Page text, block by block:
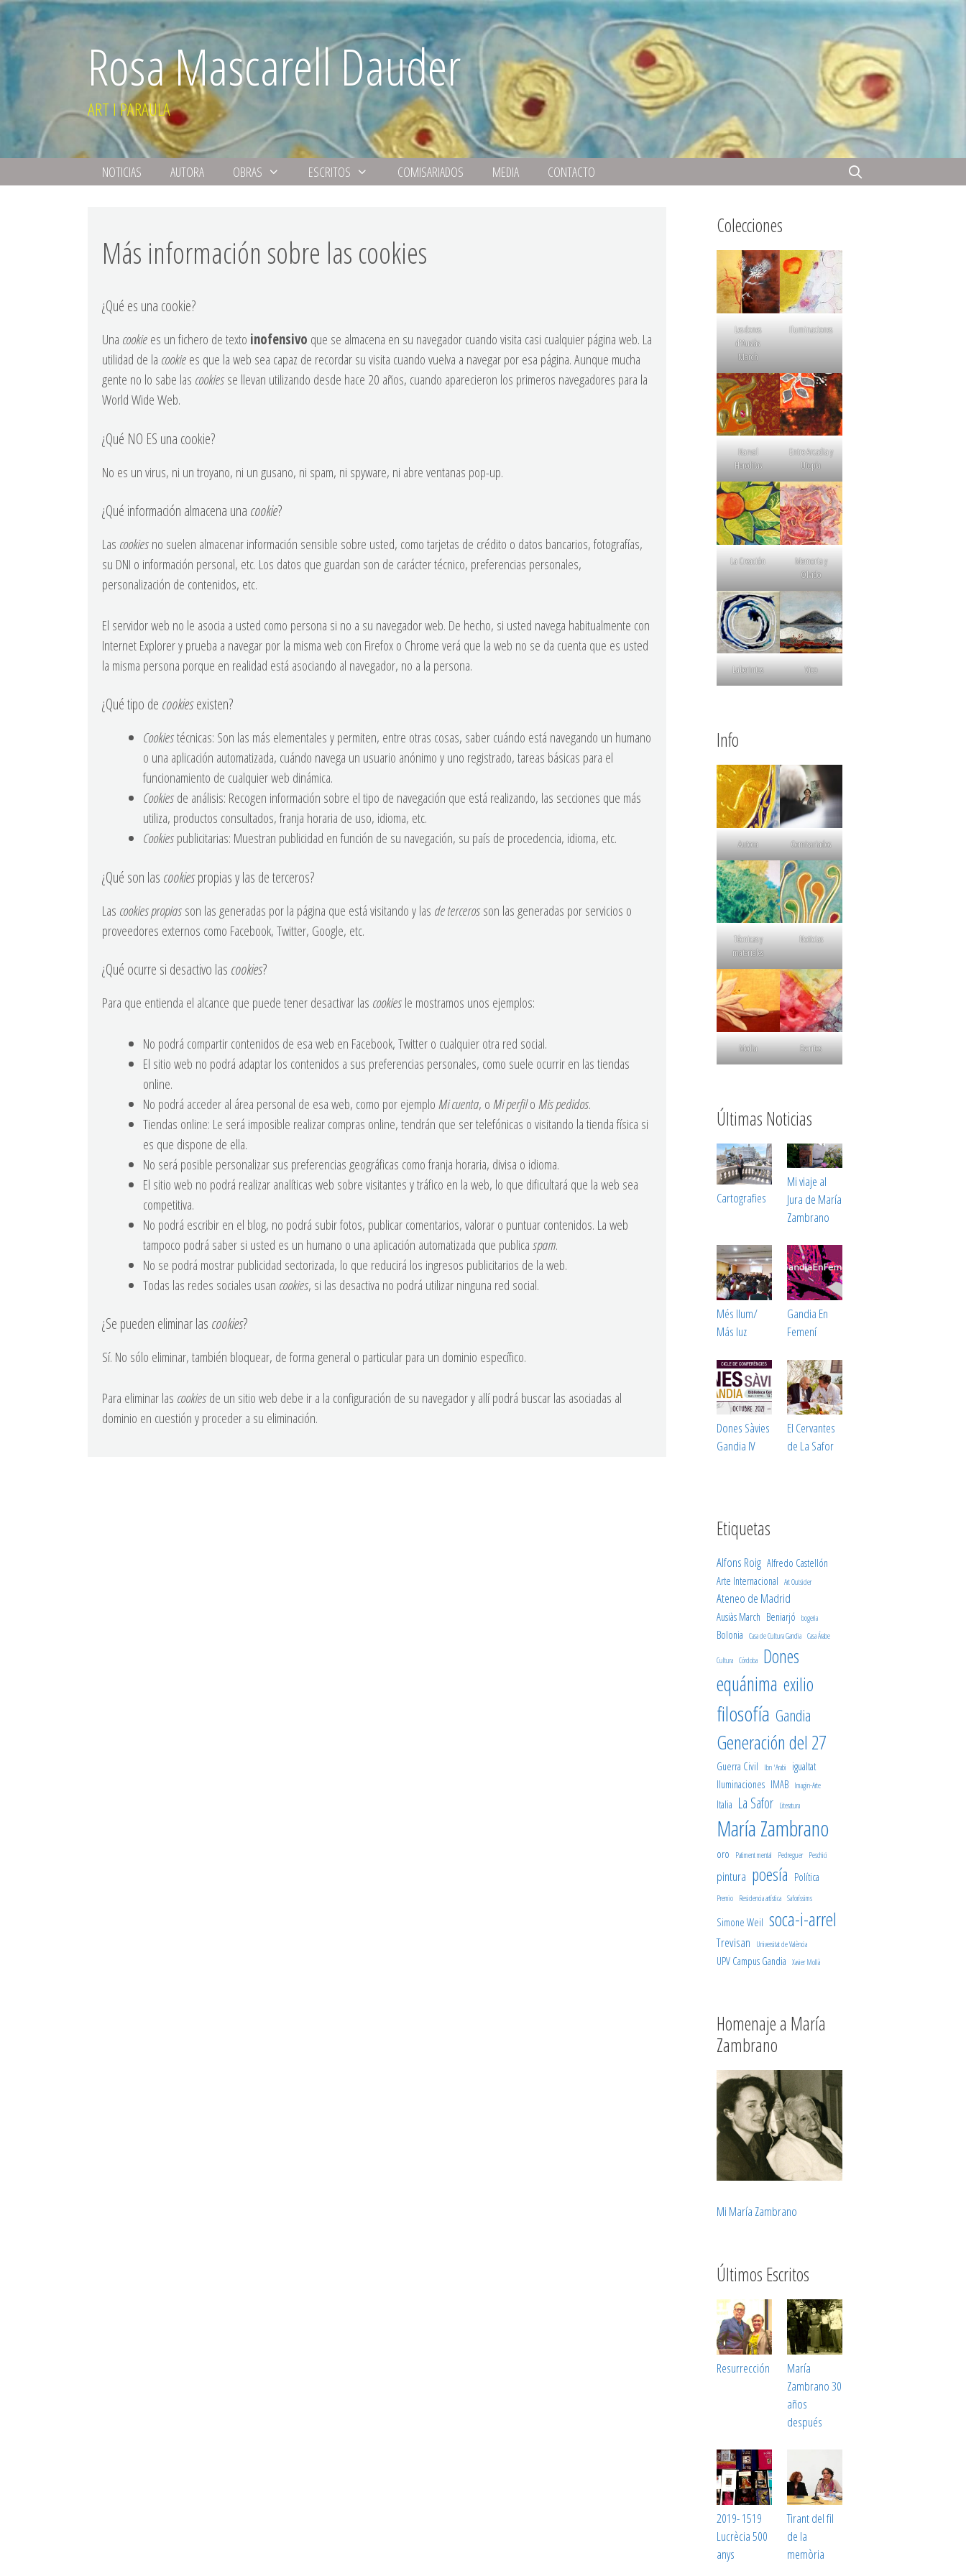
Rosa Mascarell Dauder
ART I PARAULA
NOTICIAS AUTORA OBRAS ESCRITOS COMISARIADOS MEDIA CONTACTO
Más información sobre las cookies
¿Qué es una cookie?
Una cookiees un fichero de texto inofensivo que se almacena en su navegador cuando visita casi cualquier página web. La
utilidad de la cookiees que la web sea capaz de recordar su visita cuando vuelva a navegar por esa página. Aunque mucha
gente no lo sabe las cookiesse llevan utilizando desde hace 20 años, cuando aparecieron los primeros navegadores para la
World Wide Web.
¿Qué NO ES una cookie?
No es un virus, ni un troyano, ni un gusano, ni spam, ni spyware, ni abre ventanas pop-up.
¿Qué información almacena una cookie?
Las cookiesno suelen almacenar información sensible sobre usted, como tarjetas de crédito o datos bancarios, fotografías,
su DNI o información personal, etc. Los datos que guardan son de carácter técnico, preferencias personales,
personalización de contenidos, etc.
El servidor web no le asocia a usted como persona si no a su navegador web. De hecho, si usted navega habitualmente con
Internet Explorer y prueba a navegar por la misma web con Firefox o Chrome verá que la web no se da cuenta que es usted
la misma persona porque en realidad está asociando al navegador, no a la persona.
¿Qué tipo de cookiesexisten?
Cookiestécnicas: Son las más elementales y permiten, entre otras cosas, saber cuándo está navegando un humano
o una aplicación automatizada, cuándo navega un usuario anónimo y uno registrado, tareas básicas para el
funcionamiento de cualquier web dinámica.
Cookiesde análisis: Recogen información sobre el tipo de navegación que está realizando, las secciones que más
utiliza, productos consultados, franja horaria de uso, idioma, etc.
Cookiespublicitarias: Muestran publicidad en función de su navegación, su país de procedencia, idioma, etc.
¿Qué son las cookiespropias y las de terceros?
Las cookies propiasson las generadas por la página que está visitando y las de tercerosson las generadas por servicios o
proveedores externos como Facebook, Twitter, Google, etc.
¿Qué ocurre si desactivo las cookies?
Para que entienda el alcance que puede tener desactivar las cookiesle mostramos unos ejemplos:
No podrá compartir contenidos de esa web en Facebook, Twitter o cualquier otra red social.
El sitio web no podrá adaptar los contenidos a sus preferencias personales, como suele ocurrir en las tiendas
online.
No podrá acceder al área personal de esa web, como por ejemploMi cuenta, oMi perfiloMis pedidos.
Tiendas online: Le será imposible realizar compras online, tendrán que ser telefónicas o visitando la tienda física si
es que dispone de ella.
No será posible personalizar sus preferencias geográficas como franja horaria, divisa o idioma.
El sitio web no podrá realizar analíticas web sobre visitantes y tráfico en la web, lo que dificultará que la web sea
competitiva.
No podrá escribir en el blog, no podrá subir fotos, publicar comentarios, valorar o puntuar contenidos. La web
tampoco podrá saber si usted es un humano o una aplicación automatizada que publicaspam.
No se podrá mostrar publicidad sectorizada, lo que reducirá los ingresos publicitarios de la web.
Todas las redes sociales usan cookies, si las desactiva no podrá utilizar ninguna red social.
¿Se pueden eliminar las cookies?
Sí. No sólo eliminar, también bloquear, de forma general o particular para un dominio específico.
Para eliminar las cookiesde un sitio web debe ir a la configuración de su navegador y allí podrá buscar las asociadas al
dominio en cuestión y proceder a su eliminación.
Colecciones
Les dones
d'Ausiàs
March
Iluminaciones
Narval
Hereditas
Entre Arcadia y
Utopía
La Creación
Memoria y
Olvido
Laberintos Vico
Info
Autora Comisariados
Técnicas y
materiales
Noticias
Media Escritos
Últimas Noticias
Cartografies
Mi viaje al
Jura de María
Zambrano
Més llum/
Más luz
Gandia En
Femení
Dones Sàvies
Gandia IV
El Cervantes
de La Safor
Etiquetas
Alfons Roig Alfredo Castellón
Arte Internacional
Art Outsider
Ateneo de Madrid
Ausiàs March Beniarjó bogeria
Bolonia Casa de Cultura Gandia Casa Árabe
Cultura Córdoba Dones
equánima exilio
filosofía Gandia
Generación del 27
Guerra Civil Ibn 'Arabi
igualtat
Iluminaciones IMAB Imagin-Arte
Italia La Safor Literatura
María Zambrano
oro Patiment mental Pedreguer Peschici
pintura poesía Política
Premio Residencia artística Saforíssims
Simone Weil soca-i-arrel
Trevisan Universitat de València
UPV Campus Gandia Xavier Mollà
Homenaje a María
Zambrano
Mi María Zambrano
Últimos Escritos
Resurrección
María
Zambrano 30
años
después
2019- 1519
Lucrècia 500
anys
Tirant del fil
de la
memòria